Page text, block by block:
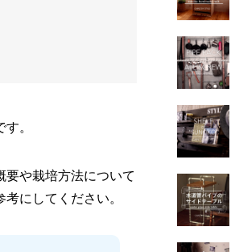
。
や栽培方法について
にしてください。